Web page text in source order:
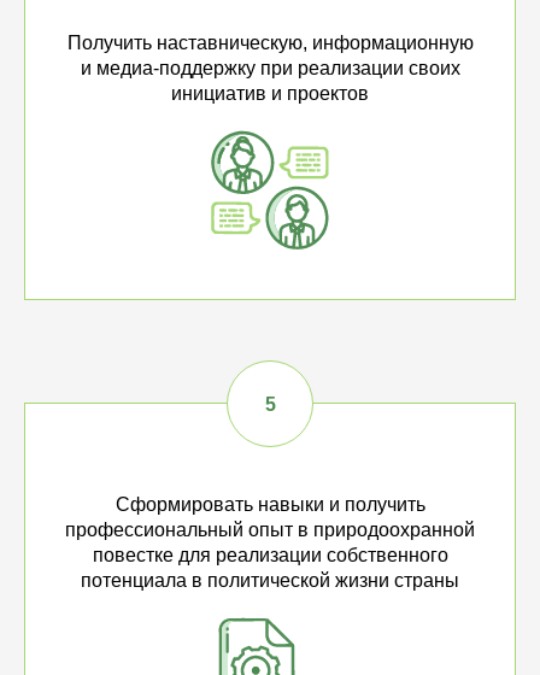
Получить наставническую, информационную
и медиа-поддержку при реализации своих
инициатив и проектов
Сформировать навыки и получить
профессиональный опыт в природоохранной
повестке для реализации собственного
потенциала в политической жизни страны